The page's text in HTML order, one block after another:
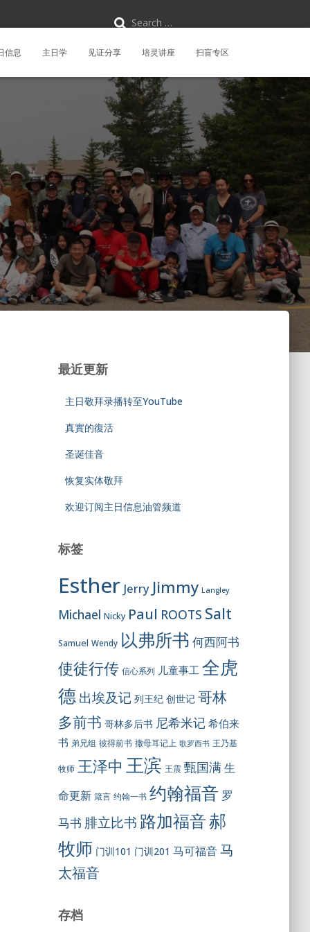
f
r
Search …
信息 主日学 见证分享 培灵讲座 扫盲专区
最近更新
主日敬拜录播转至YouTube
真實的復活
圣诞佳音
恢复实体敬拜
欢迎订阅主日信息油管频道
标签
Esther Jerry Jimmy Langley
Michael Nicky Paul ROOTS Salt
Samuel Wendy 以弗所书 何西阿书
使徒行传 信心系列 儿童事工 全虎
德 出埃及记 列王纪 创世记 哥林
多前书 哥林多后书 尼希米记 希伯来
书 弟兄组 彼得前书 撒母耳记上 歌罗西书 王乃基
牧师 王泽中 王滨 王震 甄国满 生
命更新 箴言 约翰一书 约翰福音 罗
马书 腓立比书 路加福音郝
牧师 门训101 门训201 马可福音 马
太福音
存档